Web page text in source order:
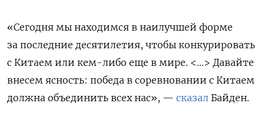
«Сегодня мы находимся в наилучшей форме
за последние десятилетия, чтобы конкурировать
с Китаем или кем-либо еще в мире. <…> Давайте
внесем ясность: победа в соревновании с Китаем
должна объединить всех нас», — сказал Байден.